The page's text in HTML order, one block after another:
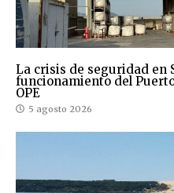
La crisis de seguridad en
funcionamiento del
OPE
5 agosto 2026